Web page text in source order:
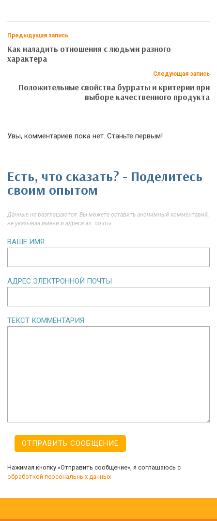
Предыдущая запись
Как наладить отношения с людьми разного
характера
Следующая запись
Положительные свойства бурраты и критерии при
выборе качественного продукта
Увы, комментариев пока нет. Станьте первым!
Есть, что сказать? - Поделитесь
своим опытом
Данные не разглашаются. Вы можете оставить анонимный комментарий,
не указывая имени и адреса эл. почты
ВАШЕ ИМЯ
АДРЕС ЭЛЕКТРОННОЙ ПОЧТЫ
ТЕКСТ КОММЕНТАРИЯ
Нажимая кнопку «Отправить сообщение», я соглашаюсь с
обработкой персональных данных